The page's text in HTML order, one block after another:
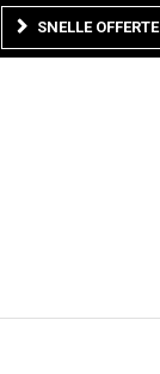
SNELLE OFFERTE